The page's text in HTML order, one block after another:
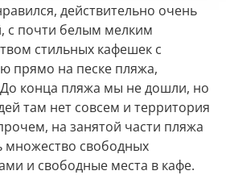
действительно очень
с почти белым мелким
стильных кафешек с
прямо на песке пляжа,
конца пляжа мы не дошли, но
там нет совсем и территория
на занятой части пляжа
множество свободных
и свободные места в кафе.